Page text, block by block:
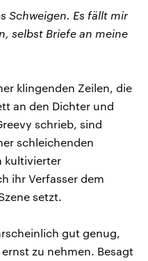
Schweigen. Es fällt mir
selbst Briefe an meine
klingenden Zeilen, die
an den Dichter und
schrieb, sind
schleichenden
kultivierter
ihr Verfasser dem
setzt.
gut genug,
zu nehmen. Besagt